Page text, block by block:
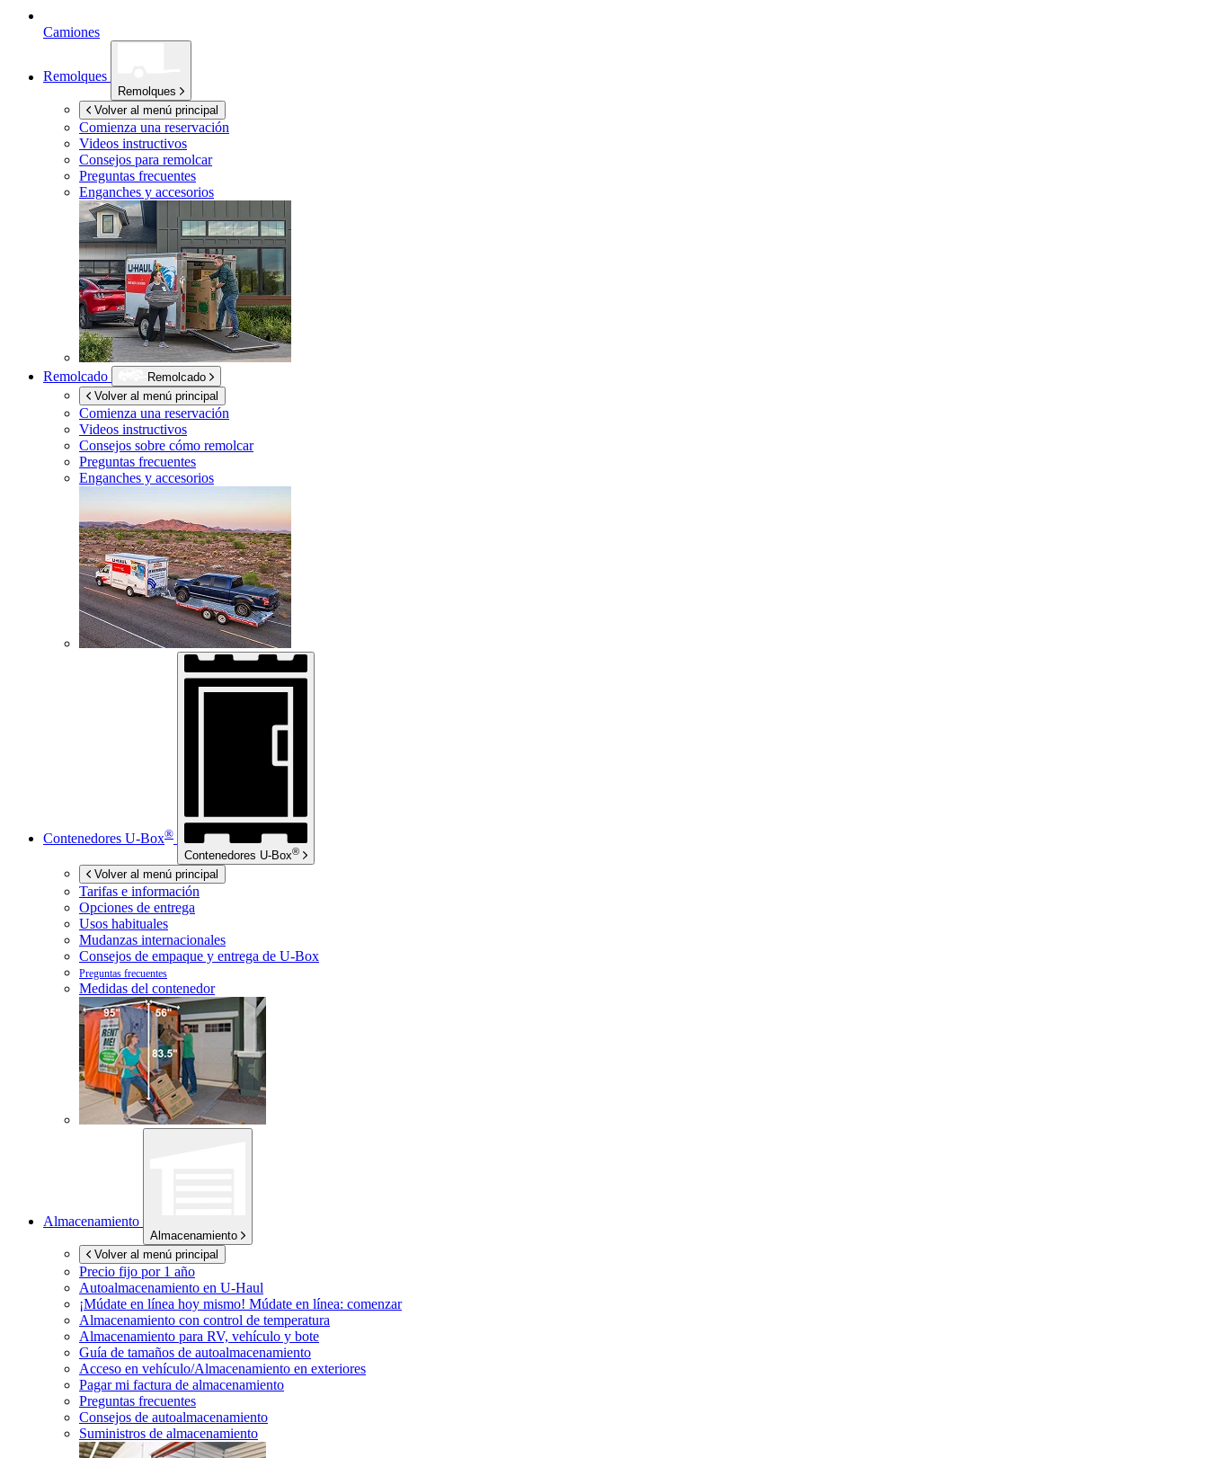
Camiones
Remolques
Remolques
Volver al menú principal
Comienza una reservación
Videos instructivos
Consejos para remolcar
Preguntas frecuentes
Enganches y accesorios
Remolcado
Remolcado
Volver al menú principal
Comienza una reservación
Videos instructivos
Consejos sobre cómo remolcar
Preguntas frecuentes
Enganches y accesorios
Contenedores U-Box®
Contenedores U-Box®
Volver al menú principal
Tarifas e información
Opciones de entrega
Usos habituales
Mudanzas internacionales
Consejos de empaque y entrega de U-Box
Preguntas frecuentes
Medidas del contenedor
Almacenamiento
Almacenamiento
Volver al menú principal
Precio fijo por 1 año
Autoalmacenamiento en U-Haul
¡Múdate en línea hoy mismo! Múdate en línea: comenzar
Almacenamiento con control de temperatura
Almacenamiento para RV, vehículo y bote
Guía de tamaños de autoalmacenamiento
Acceso en vehículo/Almacenamiento en exteriores
Pagar mi factura de almacenamiento
Preguntas frecuentes
Consejos de autoalmacenamiento
Suministros de almacenamiento